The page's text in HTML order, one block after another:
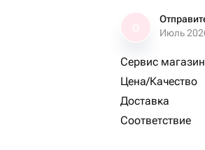
Июль
Сервис
Цена/Качество
Доставка
Соответствие